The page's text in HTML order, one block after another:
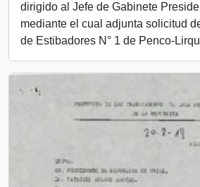
dirigido al Jefe de Gabinete
mediante el cual adjunta solicitud
de Estibadores N° 1 de Penco-